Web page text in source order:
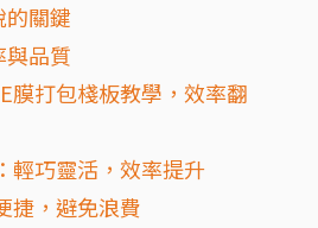
的關鍵
品質
膜打包棧板教學，效率翻
輕巧靈活，效率提升
捷，避免浪費